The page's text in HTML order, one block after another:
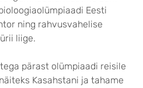
Eesti
ning rahvusvahelise
liige.
pärast olümpiaadi reisile
Kasahstani ja tahame